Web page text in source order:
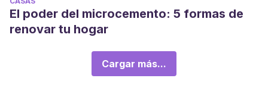
El poder del microcemento: 5 formas de
renovar tu hogar
Cargar más...